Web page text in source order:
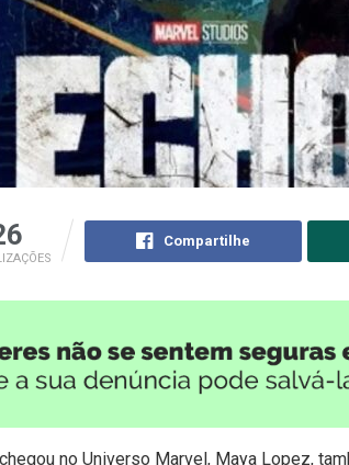
Compartilhe
no Universo Marvel, Maya Lopez,